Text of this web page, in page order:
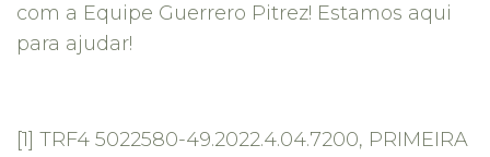
com a Equipe Guerrero Pitrez! Estamos aqui
para ajudar!
[1] TRF4 5022580-49.2022.4.04.7200, PRIMEIRA